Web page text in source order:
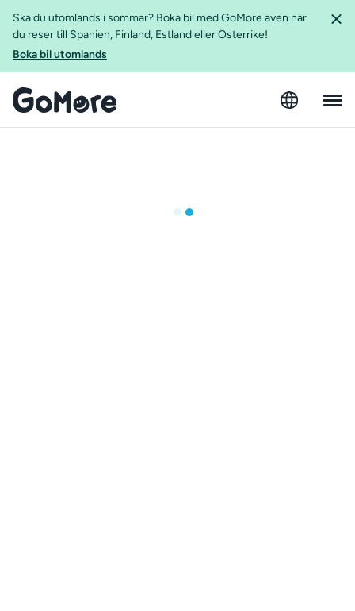
Ska du utomlands i sommar? Boka bil med GoMore även när
du reser till Spanien, Finland, Estland eller Österrike!
Boka bil utomlands